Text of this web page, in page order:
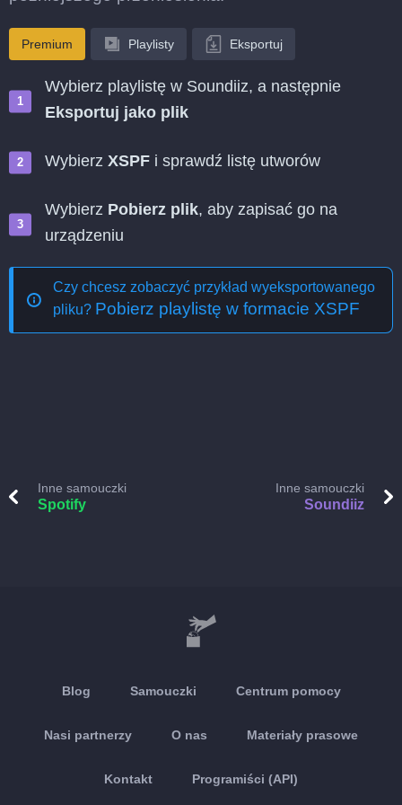
Premium Playlisty Eksportuj
Wybierz playlistę w Soundiiz, a następnie
Eksportuj jako plik
Wybierz XSPF i sprawdź listę utworów
Wybierz Pobierz plik, aby zapisać go na
urządzeniu
Czy chcesz zobaczyć przykład wyeksportowanego
pliku? Pobierz playlistę w formacie XSPF
Inne samouczki
Spotify
Inne samouczki
Soundiiz
Blog Samouczki Centrum pomocy
Nasi partnerzy O nas Materiały prasowe
Kontakt Programiści (API)